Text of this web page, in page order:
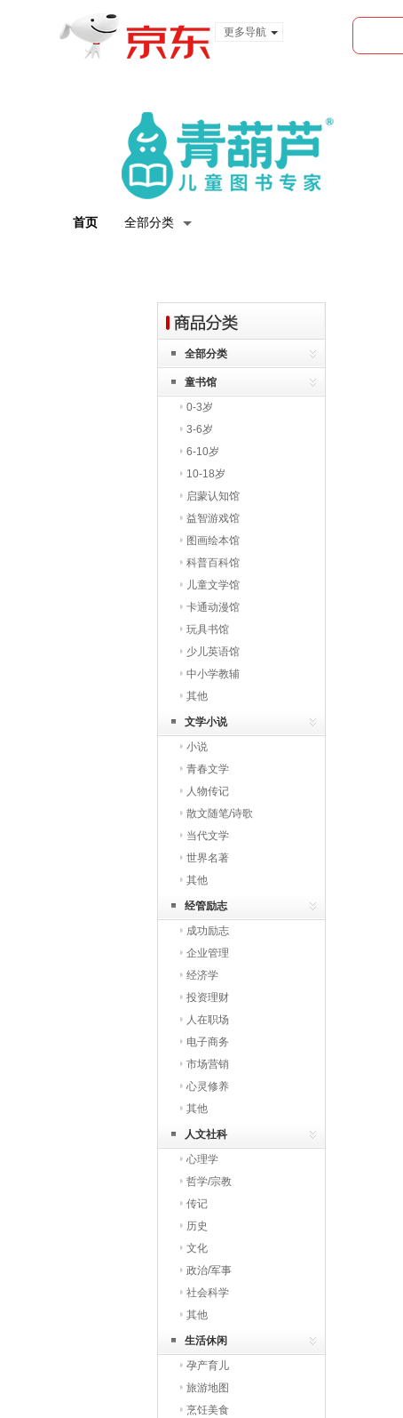
更多导航
首页 全部分类
全部分类
童书馆
0-3岁
3-6岁
6-10岁
10-18岁
启蒙认知馆
益智游戏馆
图画绘本馆
科普百科馆
儿童文学馆
卡通动漫馆
玩具书馆
少儿英语馆
中小学教辅
其他
文学小说
小说
青春文学
人物传记
散文随笔/诗歌
当代文学
世界名著
其他
经管励志
成功励志
企业管理
经济学
投资理财
人在职场
电子商务
市场营销
心灵修养
其他
人文社科
心理学
哲学/宗教
传记
历史
文化
政治/军事
社会科学
其他
生活休闲
孕产育儿
旅游地图
烹饪美食